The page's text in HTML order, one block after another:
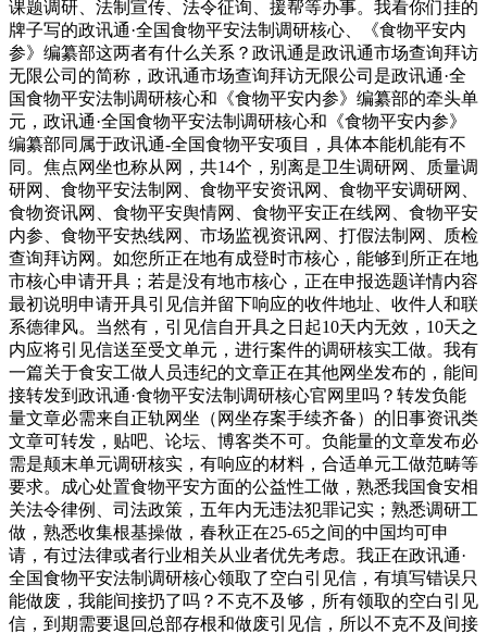
课题调研、法制宣传、法令征询、援帮等办事。我看你们挂的
牌子写的政讯通·全国食物平安法制调研核心、《食物平安内
参》编纂部这两者有什么关系？政讯通是政讯通市场查询拜访
无限公司的简称，政讯通市场查询拜访无限公司是政讯通·全
国食物平安法制调研核心和《食物平安内参》编纂部的牵头单
元，政讯通·全国食物平安法制调研核心和《食物平安内参》
编纂部同属于政讯通-全国食物平安项目，具体本能机能有不
同。焦点网坐也称从网，共14个，别离是卫生调研网、质量调
研网、食物平安法制网、食物平安资讯网、食物平安调研网、
食物资讯网、食物平安舆情网、食物平安正在线网、食物平安
内参、食物平安热线网、市场监视资讯网、打假法制网、质检
查询拜访网。如您所正在地有成登时市核心，能够到所正在地
市核心申请开具；若是没有地市核心，正在申报选题详情内容
最初说明申请开具引见信并留下响应的收件地址、收件人和联
系德律风。当然有，引见信自开具之日起10天内无效，10天之
内应将引见信送至受文单元，进行案件的调研核实工做。我有
一篇关于食安工做人员违纪的文章正在其他网坐发布的，能间
接转发到政讯通·食物平安法制调研核心官网里吗？转发负能
量文章必需来自正轨网坐（网坐存案手续齐备）的旧事资讯类
文章可转发，贴吧、论坛、博客类不可。负能量的文章发布必
需是颠末单元调研核实，有响应的材料，合适单元工做范畴等
要求。成心处置食物平安方面的公益性工做，熟悉我国食安相
关法令律例、司法政策，五年内无违法犯罪记实；熟悉调研工
做，熟悉收集根基操做，春秋正在25-65之间的中国均可申
请，有过法律或者行业相关从业者优先考虑。我正在政讯通·
全国食物平安法制调研核心领取了空白引见信，有填写错误只
能做废，我能间接扔了吗？不克不及够，所有领取的空白引见
信，到期需要退回总部存根和做废引见信，所以不克不及间接